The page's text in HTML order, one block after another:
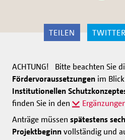
TEILEN
ACHTUNG! Bitte beachten Sie
Fördervoraussetzungen im
Institutionellen
finden Sie in den
Anträge müssen spätestens
Projektbeginn vollständig und